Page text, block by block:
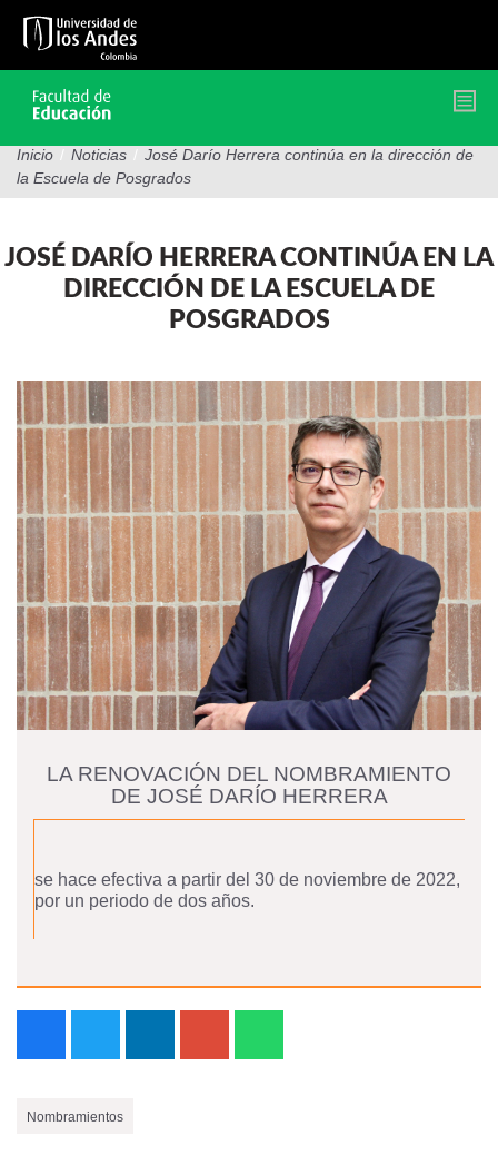
contenido
Inicio / Noticias / José Darío Herrera continúa en la dirección de
la Escuela de Posgrados
JOSÉ DARÍO HERRERA CONTINÚA EN LA
DIRECCIÓN DE LA ESCUELA DE
POSGRADOS
LA RENOVACIÓN DEL NOMBRAMIENTO
DE JOSÉ DARÍO HERRERA
se hace efectiva a partir del 30 de noviembre de 2022,
por un periodo de dos años.
Nombramientos